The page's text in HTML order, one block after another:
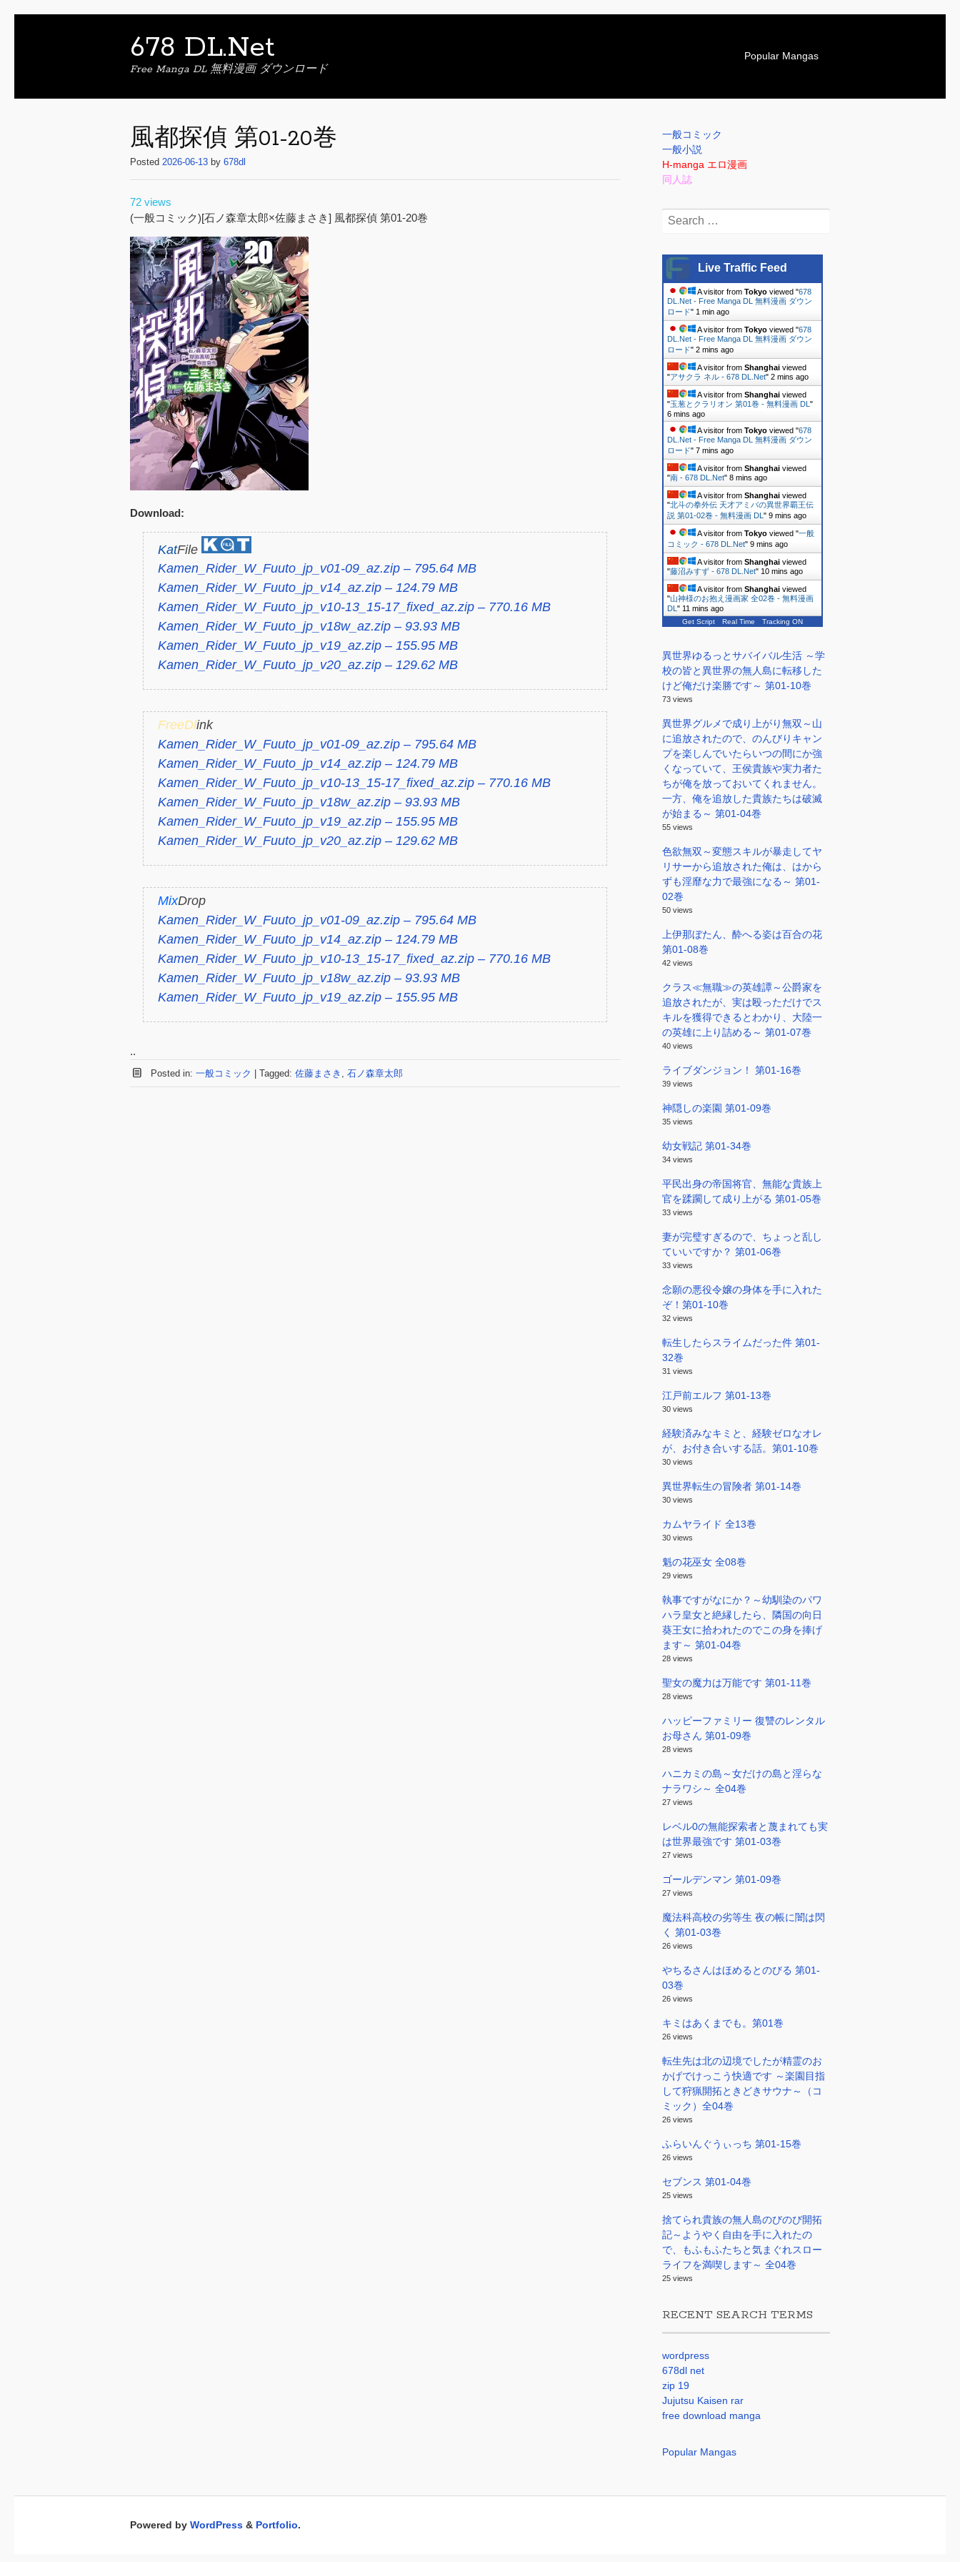
678 DL.Net
Free Manga DL 無料漫画 ダウンロード
S
p
o
Popular Mangas
風都探偵 第01-20巻
Posted 2026-06-13 by 678dl
72 views
(一般コミック)[石ノ森章太郎×佐藤まさき] 風都探偵 第01-20巻
Download:
KatFile
Kamen_Rider_W_Fuuto_jp_v01-09_az.zip – 795.64 MB
Kamen_Rider_W_Fuuto_jp_v14_az.zip – 124.79 MB
Kamen_Rider_W_Fuuto_jp_v10-13_15-17_fixed_az.zip – 770.16 MB
Kamen_Rider_W_Fuuto_jp_v18w_az.zip – 93.93 MB
Kamen_Rider_W_Fuuto_jp_v19_az.zip – 155.95 MB
Kamen_Rider_W_Fuuto_jp_v20_az.zip – 129.62 MB
FreeDlink
Kamen_Rider_W_Fuuto_jp_v01-09_az.zip – 795.64 MB
Kamen_Rider_W_Fuuto_jp_v14_az.zip – 124.79 MB
Kamen_Rider_W_Fuuto_jp_v10-13_15-17_fixed_az.zip – 770.16 MB
Kamen_Rider_W_Fuuto_jp_v18w_az.zip – 93.93 MB
Kamen_Rider_W_Fuuto_jp_v19_az.zip – 155.95 MB
Kamen_Rider_W_Fuuto_jp_v20_az.zip – 129.62 MB
MixDrop
Kamen_Rider_W_Fuuto_jp_v01-09_az.zip – 795.64 MB
Kamen_Rider_W_Fuuto_jp_v14_az.zip – 124.79 MB
Kamen_Rider_W_Fuuto_jp_v10-13_15-17_fixed_az.zip – 770.16 MB
Kamen_Rider_W_Fuuto_jp_v18w_az.zip – 93.93 MB
Kamen_Rider_W_Fuuto_jp_v19_az.zip – 155.95 MB
..
Posted in: 一般コミック Tagged: 佐藤まさき , 石ノ森章太郎
一般コミック
一般小説
H-manga エロ漫画
同人誌
Search
Live Traffic Feed
A visitor from Tokyoviewed "678
DL.Net - Free Manga DL 無料漫画 ダウン
ロード" 1 min ago
A visitor from Tokyoviewed "678
DL.Net - Free Manga DL 無料漫画 ダウン
ロード" 2 mins ago
A visitor from Shanghaiviewed
"アサクラ ネル - 678 DL.Net" 2 mins ago
A visitor from Shanghaiviewed
"玉葱とクラリオン 第01巻 - 無料漫画 DL "
6 mins ago
A visitor from Tokyoviewed "678
DL.Net - Free Manga DL 無料漫画 ダウン
ロード" 7 mins ago
A visitor from Shanghaiviewed
"南 - 678 DL.Net" 8 mins ago
A visitor from Shanghaiviewed
"北斗の拳外伝 天才アミバの異世界覇王伝
説 第01-02巻 - 無料漫画 DL " 9 mins ago
A visitor from Tokyoviewed "一般
コミック - 678 DL.Net" 9 mins ago
A visitor from Shanghaiviewed
"藤沼みすず - 678 DL.Net" 10 mins ago
A visitor from Shanghaiviewed
"山神様のお抱え漫画家 全02巻 - 無料漫画
DL " 11 mins ago
Get Script Real Time Tracking ON
異世界ゆるっとサバイバル生活 ～学
校の皆と異世界の無人島に転移した
けど俺だけ楽勝です～ 第01-10巻
73 views
異世界グルメで成り上がり無双～山
に追放されたので、のんびりキャン
プを楽しんでいたらいつの間にか強
くなっていて、王侯貴族や実力者た
ちが俺を放っておいてくれません。
一方、俺を追放した貴族たちは破滅
が始まる～ 第01-04巻
55 views
色欲無双～変態スキルが暴走してヤ
リサーから追放された俺は、はから
ずも淫靡な力で最強になる～ 第01-
02巻
50 views
上伊那ぼたん、酔へる姿は百合の花
第01-08巻
42 views
クラス≪無職≫の英雄譚～公爵家を
追放されたが、実は殴っただけでス
キルを獲得できるとわかり、大陸一
の英雄に上り詰める～ 第01-07巻
40 views
ライブダンジョン！ 第01-16巻
39 views
神隠しの楽園 第01-09巻
35 views
幼女戦記 第01-34巻
34 views
平民出身の帝国将官、無能な貴族上
官を蹂躙して成り上がる 第01-05巻
33 views
妻が完璧すぎるので、ちょっと乱し
ていいですか？ 第01-06巻
33 views
念願の悪役令嬢の身体を手に入れた
ぞ！第01-10巻
32 views
転生したらスライムだった件 第01-
32巻
31 views
江戸前エルフ 第01-13巻
30 views
経験済みなキミと、経験ゼロなオレ
が、お付き合いする話。第01-10巻
30 views
異世界転生の冒険者 第01-14巻
30 views
カムヤライド 全13巻
30 views
魁の花巫女 全08巻
29 views
執事ですがなにか？～幼馴染のパワ
ハラ皇女と絶縁したら、隣国の向日
葵王女に拾われたのでこの身を捧げ
ます～ 第01-04巻
28 views
聖女の魔力は万能です 第01-11巻
28 views
ハッピーファミリー 復讐のレンタル
お母さん 第01-09巻
28 views
ハニカミの島～女だけの島と淫らな
ナラワシ～ 全04巻
27 views
レベル0の無能探索者と蔑まれても実
は世界最強です 第01-03巻
27 views
ゴールデンマン 第01-09巻
27 views
魔法科高校の劣等生 夜の帳に闇は閃
く 第01-03巻
26 views
やちるさんはほめるとのびる 第01-
03巻
26 views
キミはあくまでも。第01巻
26 views
転生先は北の辺境でしたが精霊のお
かげでけっこう快適です ～楽園目指
して狩猟開拓ときどきサウナ～（コ
ミック）全04巻
26 views
ふらいんぐうぃっち 第01-15巻
26 views
セブンス 第01-04巻
25 views
捨てられ貴族の無人島のびのび開拓
記～ようやく自由を手に入れたの
で、もふもふたちと気まぐれスロー
ライフを満喫します～ 全04巻
25 views
RECENT SEARCH TERMS
wordpress
678dl net
zip 19
Jujutsu Kaisen rar
free download manga
Popular Mangas
Powered by WordPress & Portfolio.